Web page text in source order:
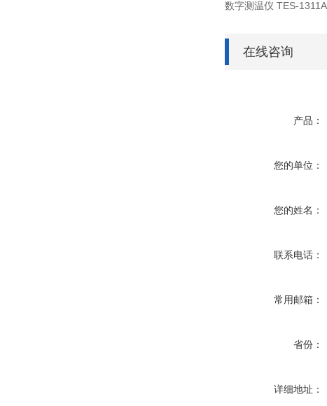
数字测温仪 TES-1311A
在线咨询
产品：
您的单位：
您的姓名：
联系电话：
常用邮箱：
省份：
详细地址：